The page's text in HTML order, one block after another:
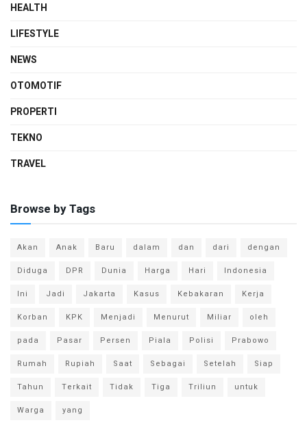
HEALTH
LIFESTYLE
NEWS
OTOMOTIF
PROPERTI
TEKNO
TRAVEL
Browse by Tags
Akan Anak Baru dalam dan dari
dengan
Diduga
DPR Dunia Harga Hari
Indonesia
Ini
Jadi Jakarta Kasus Kebakaran
Kerja
Korban
KPK Menjadi Menurut Miliar
oleh
pada
Pasar Persen Piala Polisi
Prabowo
Rumah
Rupiah Saat Sebagai Setelah
Siap
Tahun
Terkait Tidak Tiga Triliun
untuk
Warga
yang